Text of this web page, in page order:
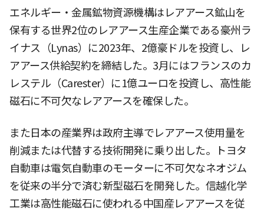
エネルギー・金属鉱物資源機構はレアアース鉱山を
保有する世界2位のレアアース生産企業である豪州ラ
イナス（Lynas）に2023年、2億豪ドルを投資し、レ
アアース供給契約を締結した。3月にはフランスのカ
レステル（Carester）に1億ユーロを投資し、高性能
磁石に不可欠なレアアースを確保した。
また日本の産業界は政府主導でレアアース使用量を
削減または代替する技術開発に乗り出した。トヨタ
自動車は電気自動車のモーターに不可欠なネオジム
を従来の半分で済む新型磁石を開発した。信越化学
工業は高性能磁石に使われる中国産レアアースを従